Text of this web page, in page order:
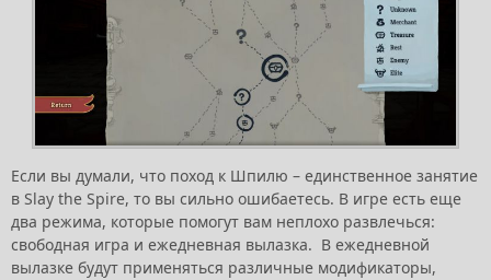
Если вы думали, что поход к Шпилю – единственное занятие
в Slay the Spire, то вы сильно ошибаетесь. В игре есть еще
два режима, которые помогут вам неплохо развлечься:
свободная игра и ежедневная вылазка. В ежедневной
вылазке будут применяться различные модификаторы,